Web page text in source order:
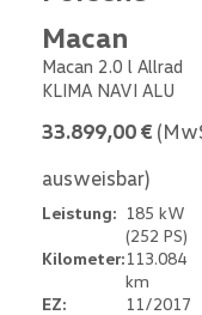
Macan
Macan 2.0 l Allrad
KLIMA NAVI ALU
33.899,00 €
ausweisbar)
Leistung: 185 kW
(252 PS)
Kilometer:113.084
km
EZ:
11/2017